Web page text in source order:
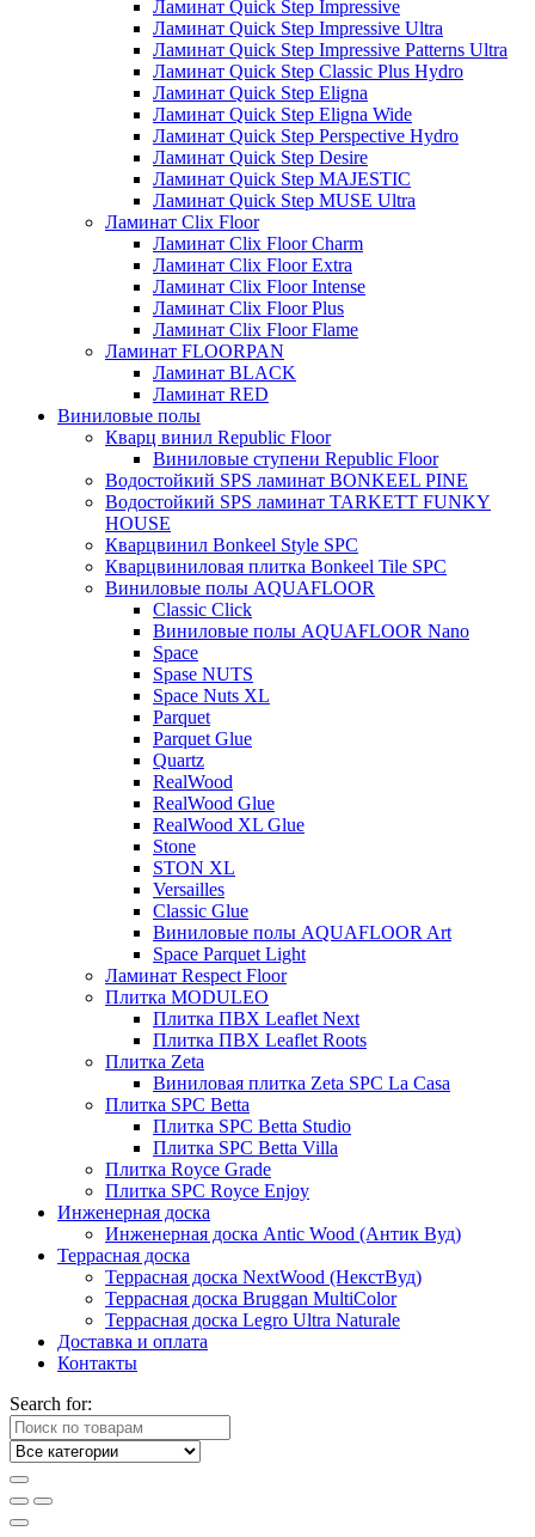
Ламинат Quick Step Impressive
Ламинат Quick Step Impressive Ultra
Ламинат Quick Step Impressive Patterns Ultra
Ламинат Quick Step Classic Plus Hydro
Ламинат Quick Step Eligna
Ламинат Quick Step Eligna Wide
Ламинат Quick Step Perspective Hydro
Ламинат Quick Step Desire
Ламинат Quick Step MAJESTIC
Ламинат Quick Step MUSE Ultra
Ламинат Clix Floor
Ламинат Clix Floor Charm
Ламинат Clix Floor Extra
Ламинат Clix Floor Intense
Ламинат Clix Floor Plus
Ламинат Clix Floor Flame
Ламинат FLOORPAN
Ламинат BLACK
Ламинат RED
Виниловые полы
Кварц винил Republic Floor
Виниловые ступени Republic Floor
Водостойкий SPS ламинат BONKEEL PINE
Водостойкий SPS ламинат TARKETT FUNKY
HOUSE
Кварцвинил Bonkeel Style SPC
Кварцвиниловая плитка Bonkeel Tile SPC
Виниловые полы AQUAFLOOR
Classic Click
Виниловые полы AQUAFLOOR Nano
Space
Spase NUTS
Space Nuts XL
Parquet
Parquet Glue
Quartz
RealWood
RealWood Glue
RealWood XL Glue
Stone
STON XL
Versailles
Classic Glue
Виниловые полы AQUAFLOOR Art
Space Parquet Light
Ламинат Respect Floor
Плитка MODULEO
Плитка ПВХ Leaflet Next
Плитка ПВХ Leaflet Roots
Плитка Zeta
Виниловая плитка Zeta SPC La Casa
Плитка SPC Betta
Плитка SPC Betta Studio
Плитка SPC Betta Villa
Плитка Royce Grade
Плитка SPC Royce Enjoy
Инженерная доска
Инженерная доска Antic Wood (Антик Вуд)
Террасная доска
Террасная доска NextWood (НекстВуд)
Террасная доска Bruggan MultiColor
Террасная доска Legro Ultra Naturale
Доставка и оплата
Контакты
Search for: